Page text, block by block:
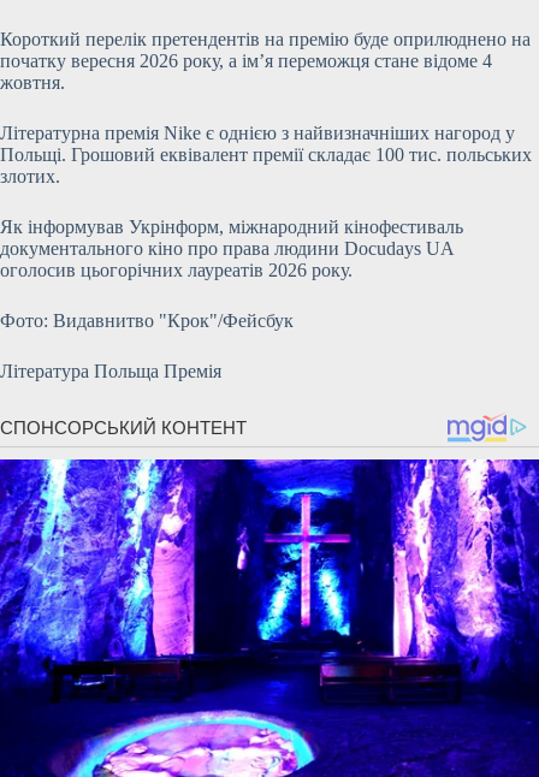
Короткий перелік претендентів на премію буде оприлюднено на
початку вересня 2026 року, а ім’я переможця стане відоме 4
жовтня.
Літературна премія Nike є однією з найвизначніших нагород у
Польщі. Грошовий еквівалент премії складає 100 тис. польських
злотих.
Як інформував Укрінформ, міжнародний кінофестиваль
документального кіно про права людини Docudays UA
оголосив цьогорічних лауреатів 2026 року.
Фото: Видавнитво "Крок"/Фейсбук
Література Польща Премія